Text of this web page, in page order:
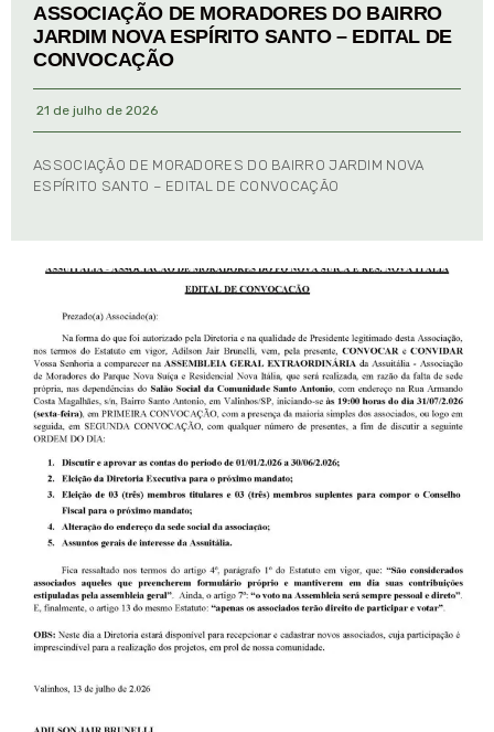
ASSOCIAÇÃO DE MORADORES DO BAIRRO
JARDIM NOVA ESPÍRITO SANTO – EDITAL DE
CONVOCAÇÃO
21 de julho de 2026
ASSOCIAÇÃO DE MORADORES DO BAIRRO JARDIM NOVA
ESPÍRITO SANTO – EDITAL DE CONVOCAÇÃO